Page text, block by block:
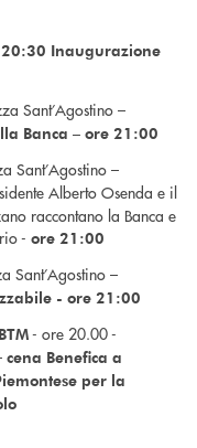
Inaugurazione
Sant’Agostino –
Banca – ore 21:00
Sant’Agostino –
Alberto Osenda e il
raccontano la Banca e
- ore 21:00
Sant’Agostino –
- ore 21:00
- ore 20.00 -
cena Benefica a
per la